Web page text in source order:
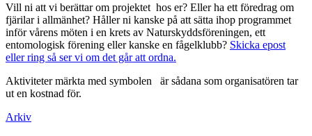
Vill ni att vi berättar om projektet hos er? Eller ha ett föredrag om
fjärilar i allmänhet? Håller ni kanske på att sätta ihop programmet
inför vårens möten i en krets av Naturskyddsföreningen, ett
entomologisk förening eller kanske en fågelklubb? Skicka epost
eller ring så ser vi om det går att ordna.
Aktiviteter märkta med symbolen
är sådana som organisatören tar
ut en kostnad för.
Arkiv